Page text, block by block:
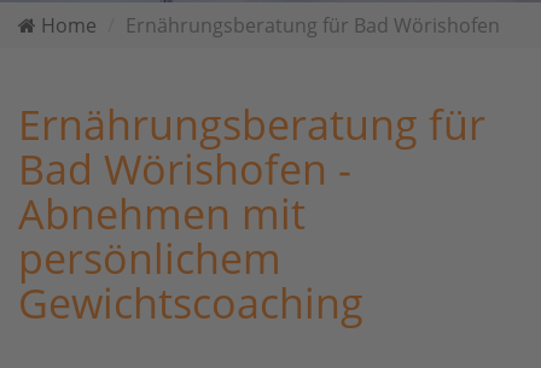
Home Ernährungsberatung für Bad Wörishofen
Ernährungsberatung für
Bad Wörishofen -
Abnehmen mit
persönlichem
Gewichtscoaching